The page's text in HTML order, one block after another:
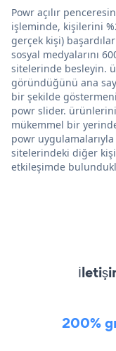
Powr açılır
işleminde, kişilerini
gerçek kişi)
sosyal medyalarını
sitelerinde besleyin.
göründüğünü ana
bir şekilde
powr slider.
mükemmel bir
powr
sitelerindeki diğer
etkileşimde
200%